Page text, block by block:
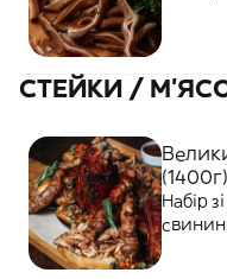
СТЕЙКИ /
(1400г)
Набір